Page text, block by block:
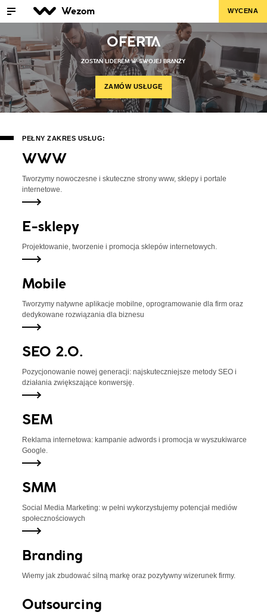
Wezom WYCENA
OFERTA
ZOSTAŃ LIDEREM W SWOJEJ BRANŻY
ZAMÓW USŁUGĘ
PEŁNY ZAKRES USŁUG:
WWW
Tworzymy nowoczesne iskuteczne strony www, sklepy iportale
internetowe.
E-sklepy
Projektowanie, tworzenie ipromocja sklepówinternetowych.
Mobile
Tworzymy natywne aplikacje mobilne,oprogramowanie dla firm oraz
dedykowanerozwiązania dla biznesu
SEO 2.0.
Pozycjonowanie nowej generacji:najskuteczniejsze metody SEO i
działania zwiększające konwersję.
SEM
Reklama internetowa: kampanie adwords i promocjaw wyszukiwarce
Google.
SMM
Social Media Marketing: w pełniwykorzystujemy potencjałmediów
społecznościowych
Branding
Wiemy jak zbudować silnąmarkę oraz pozytywnywizerunek firmy.
Outsourcing